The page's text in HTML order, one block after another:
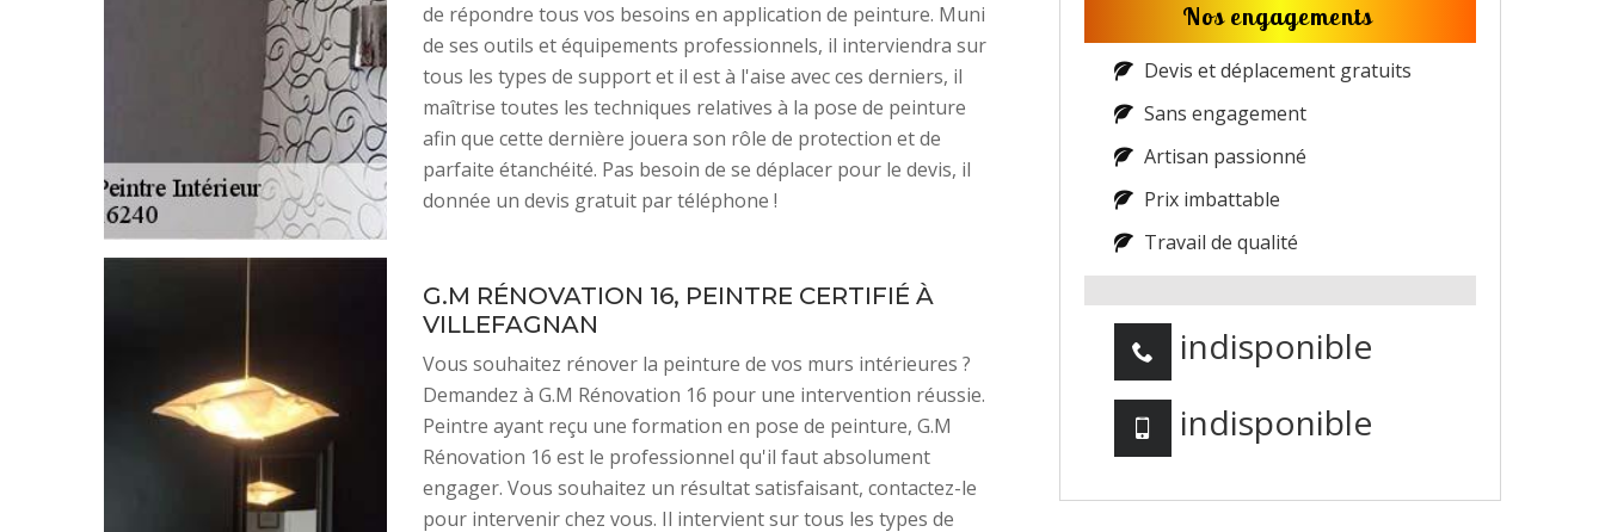
de répondre tous vos besoins en application de peinture. Muni
de ses outils et équipements professionnels, il interviendra sur
tous les types de support et il est à l'aise avec ces derniers, il
maîtrise toutes les techniques relatives à la pose de peinture
afin que cette dernière jouera son rôle de protection et de
parfaite étanchéité. Pas besoin de se déplacer pour le devis, il
donnée un devis gratuit par téléphone !
G.M RÉNOVATION 16, PEINTRE CERTIFIÉ À
VILLEFAGNAN
Vous souhaitez rénover la peinture de vos murs intérieures ?
Demandez à G.M Rénovation 16 pour une intervention réussie.
Peintre ayant reçu une formation en pose de peinture, G.M
Rénovation 16 est le professionnel qu'il faut absolument
engager. Vous souhaitez un résultat satisfaisant, contactez-le
pour intervenir chez vous. Il intervient sur tous les types de
Nos engagements
Devis et déplacement gratuits
Sans engagement
Artisan passionné
Prix imbattable
Travail de qualité
indisponible
indisponible